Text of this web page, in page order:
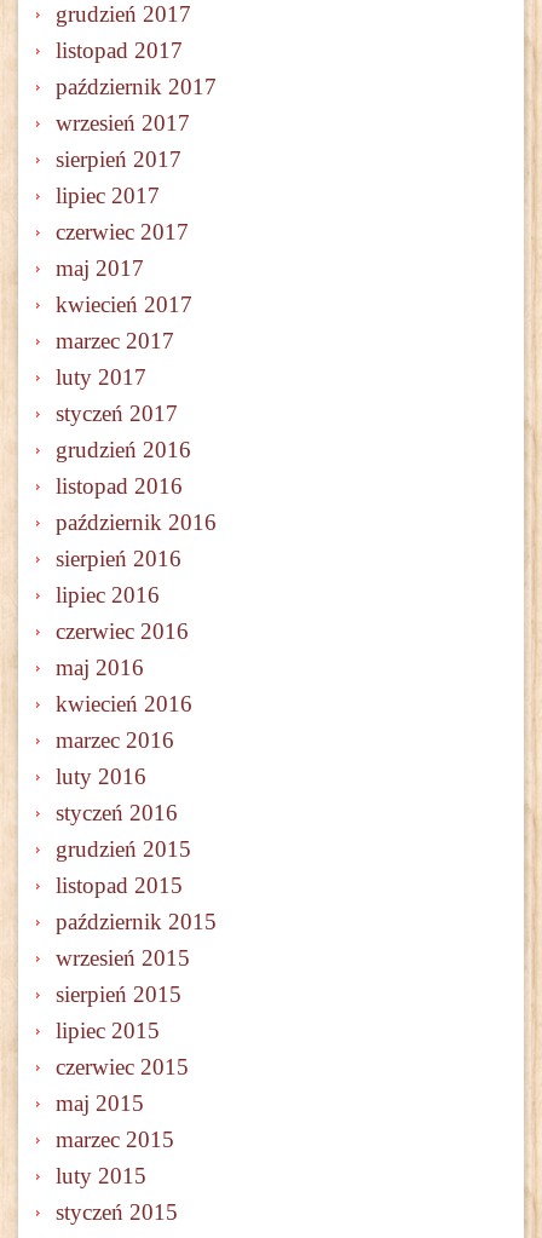
grudzień 2017
listopad 2017
październik 2017
wrzesień 2017
sierpień 2017
lipiec 2017
czerwiec 2017
maj 2017
kwiecień 2017
marzec 2017
luty 2017
styczeń 2017
grudzień 2016
listopad 2016
październik 2016
sierpień 2016
lipiec 2016
czerwiec 2016
maj 2016
kwiecień 2016
marzec 2016
luty 2016
styczeń 2016
grudzień 2015
listopad 2015
październik 2015
wrzesień 2015
sierpień 2015
lipiec 2015
czerwiec 2015
maj 2015
marzec 2015
luty 2015
styczeń 2015